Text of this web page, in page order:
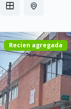
Recien agregada